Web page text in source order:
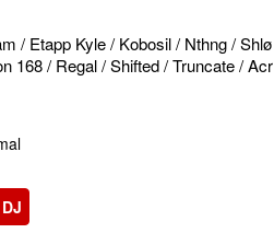
/ Etapp Kyle / Kobosil / Nthng / Shlø
168 / Regal / Shifted / Truncate / Acr